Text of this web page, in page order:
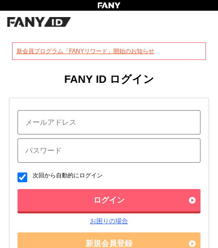
新会員プログラム「FANYリワード」開始のお知らせ
FANY ID ログイン
次回から自動的にログイン
ログイン
お困りの場合
新規会員登録